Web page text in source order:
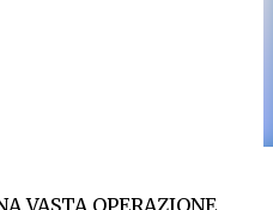
VASTA OPERAZIONE